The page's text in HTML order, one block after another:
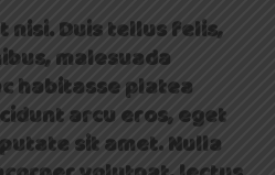
nisi. Duis tellus felis,
malesuada
habitasse platea
arcu eros, eget
sit amet. Nulla